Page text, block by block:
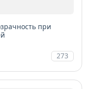
при
273